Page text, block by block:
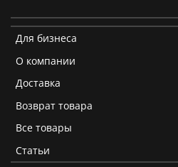
Для бизнеса
О компании
Доставка
Возврат товара
Все товары
Статьи